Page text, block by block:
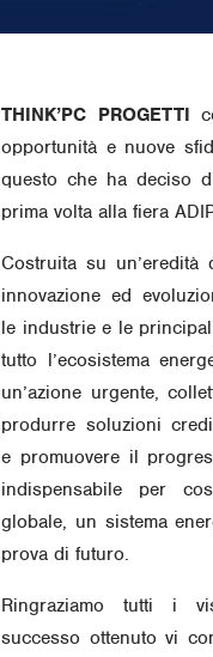
THINK’PC PROGETTI
opportunità e nuove
questo che ha deciso
prima volta alla fiera
Costruita su
innovazione ed
le industrie e le
tutto l’ecosistema
un’azione urgente,
produrre soluzioni
e promuovere il
indispensabile per
globale, un sistema
prova di futuro.
Ringraziamo tutti i
successo ottenuto vi